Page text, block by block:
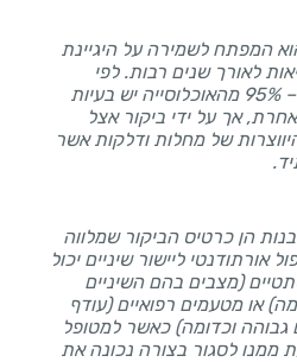
המפתח לשמירה על היגיינת
לאורך שנים רבות. לפי
מחקרים אחרונים לכ – 95% מהאוכלוסייה יש בעיות
אך על ידי ביקור אצל
של מחלות ודלקות אשר
הן כרטיס הביקור שמלווה
אורתודנטי ליישור שיניים יכול
(מצבים בהם השיניים
או מטעמים רפואיים (עודף
גבוהה וכדומה) כאשר למטופל
ממנו לסגור בצורה נכונה את